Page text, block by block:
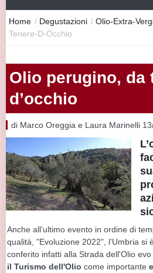
Home / Degustazioni / Olio-Extra-
Tenere-D-Occhio
Olio perugino, da
d’occhio
di Marco Oreggia e Laura Marinelli
Anche all’ultimo evento in ordine di
qualità, "Evoluzione 2022", l’Umbria si
conferito infatti alla Strada dell'Olio
il Turismo dell'Olio come importante